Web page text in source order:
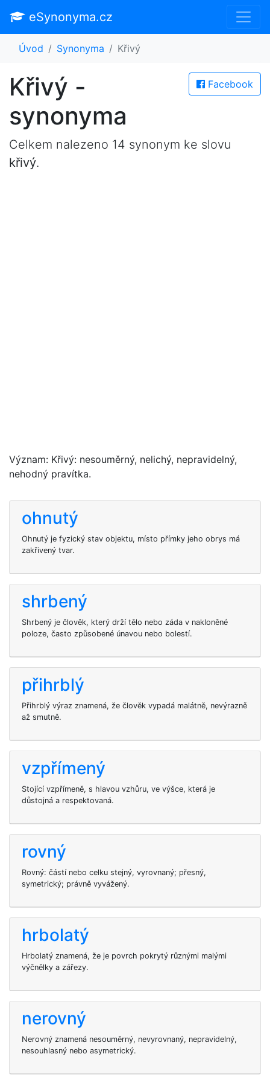
eSynonyma.cz
Úvod Synonyma Křivý
Facebook
Křivý -
synonyma
Celkem nalezeno 14 synonym ke slovu
křivý.
Význam: Křivý: nesouměrný, nelichý, nepravidelný,
nehodný pravítka.
ohnutý
Ohnutý je fyzický stav objektu, místo přímky jeho obrys má
zakřivený tvar.
shrbený
Shrbený je člověk, který drží tělo nebo záda v nakloněné
poloze, často způsobené únavou nebo bolestí.
přihrblý
Přihrblý výraz znamená, že člověk vypadá malátně, nevýrazně
až smutně.
vzpřímený
Stojící vzpřímeně, s hlavou vzhůru, ve výšce, která je
důstojná a respektovaná.
rovný
Rovný: částí nebo celku stejný, vyrovnaný; přesný,
symetrický; právně vyvážený.
hrbolatý
Hrbolatý znamená, že je povrch pokrytý různými malými
výčnělky a zářezy.
nerovný
Nerovný znamená nesouměrný, nevyrovnaný, nepravidelný,
nesouhlasný nebo asymetrický.